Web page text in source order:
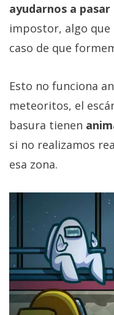
ayudarnos a
impostor, algo que
caso de que
Esto no funciona
meteoritos, el
basura tienen
si no realizamos
esa zona.